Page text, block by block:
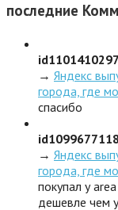
последние
id1101410297
→ Яндекс
города, где
спасибо
id1099677118
→ Яндекс
города, где
покупал у
дешевле чем